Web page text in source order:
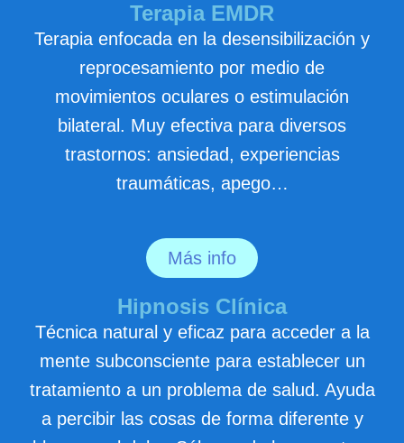
Terapia EMDR
Terapia enfocada en la desensibilización y
reprocesamiento por medio de
movimientos oculares o estimulación
bilateral. Muy efectiva para diversos
trastornos: ansiedad, experiencias
traumáticas, apego…
Más info
Hipnosis Clínica
Técnica natural y eficaz para acceder a la
mente subconsciente para establecer un
tratamiento a un problema de salud. Ayuda
a percibir las cosas de forma diferente y